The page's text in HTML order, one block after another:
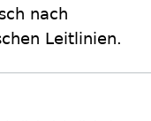
nach
Leitlinien.